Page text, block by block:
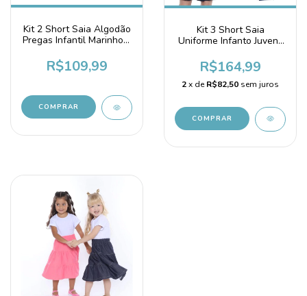
Kit 2 Short Saia Algodão
Pregas Infantil Marinho e
R$109,99
COMPRAR
Kit 3 Short Saia
Uniforme Infanto Juvenil
R$164,99
2x deR$82,50 sem juros
COMPRAR